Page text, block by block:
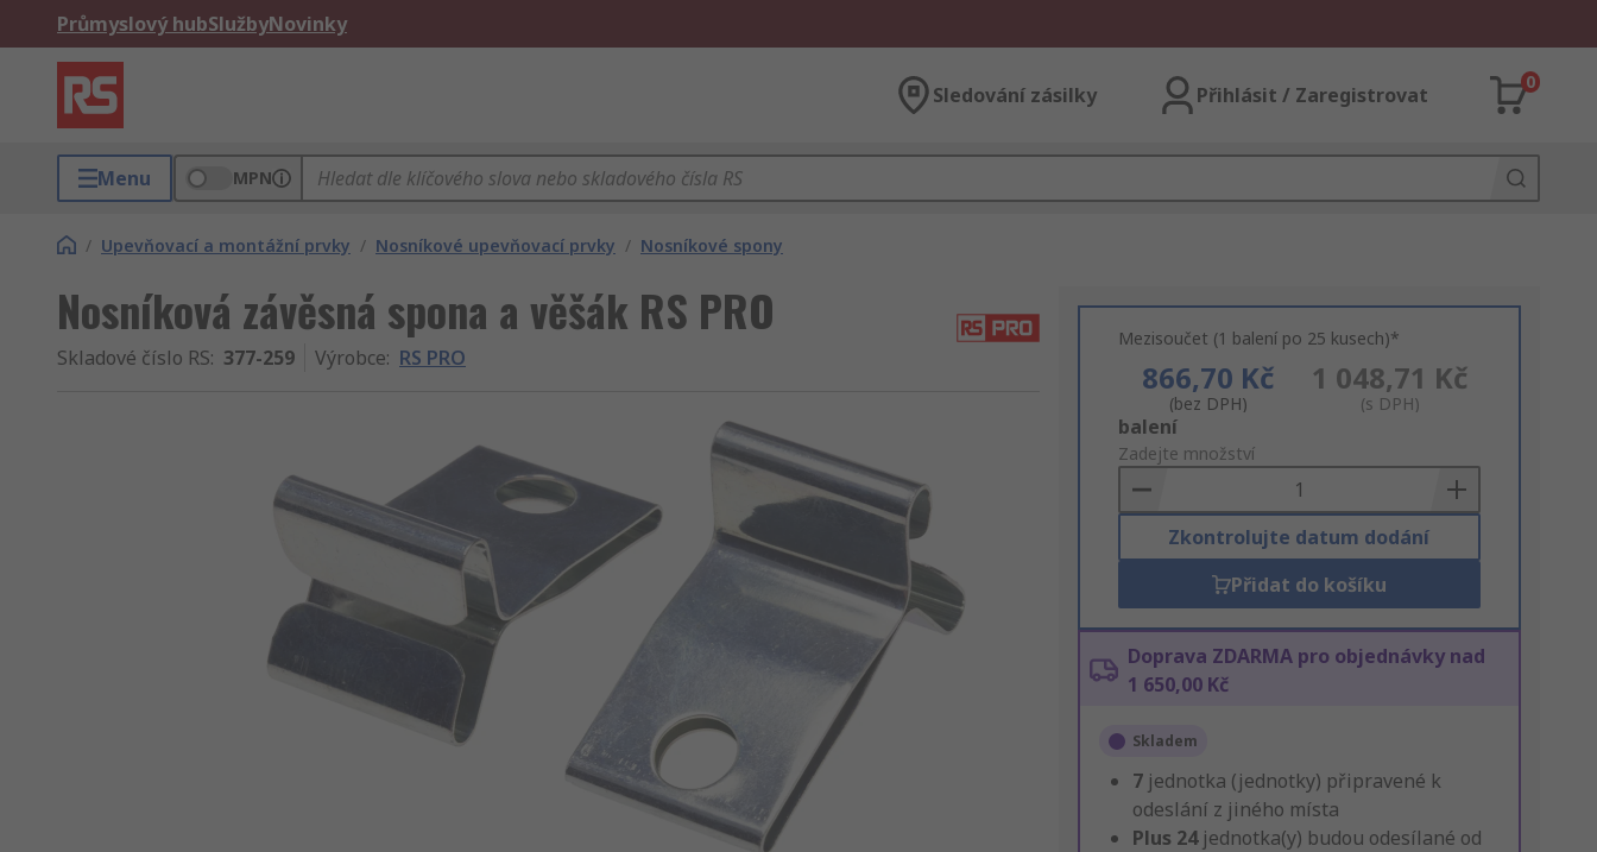
Průmyslový hubSlužbyNovinky
Sledování zásilky Přihlásit / Zaregistrovat
0
Menu MPN
/ Upevňovací a montážní prvky / Nosníkové upevňovací prvky / Nosníkové spony
Nosníková závěsná spona a věšák RS PRO
Skladové číslo RS: 377-259 Výrobce: RS PRO
Mezisoučet (1 balení po 25 kusech)*
866,70 Kč
(bez DPH)
1 048,71 Kč
(s DPH)
Add
to
Basket
balení
Zadejte množství
Zkontrolujte datum dodání
Přidat do košíku
Doprava ZDARMA pro objednávky nad
1 650,00 Kč
Skladem
7 jednotka (jednotky) připravené k
odeslání z jiného místa
Plus 24 jednotka(y) budou odesílané od